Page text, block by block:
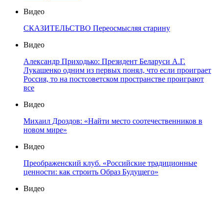
Видео
СКАЗИТЕЛЬСТВО Переосмысляя старину
Видео
Александр Приходько: Президент Беларуси А.Г.
Лукашенко одним из первых понял, что если проиграет
Россия, то на постсоветском пространстве проиграют
все
Видео
Михаил Дроздов: «Найти место соотечественников в
новом мире»
Видео
Преображенский клуб. «Российские традиционные
ценности: как строить Образ Будущего»
Видео